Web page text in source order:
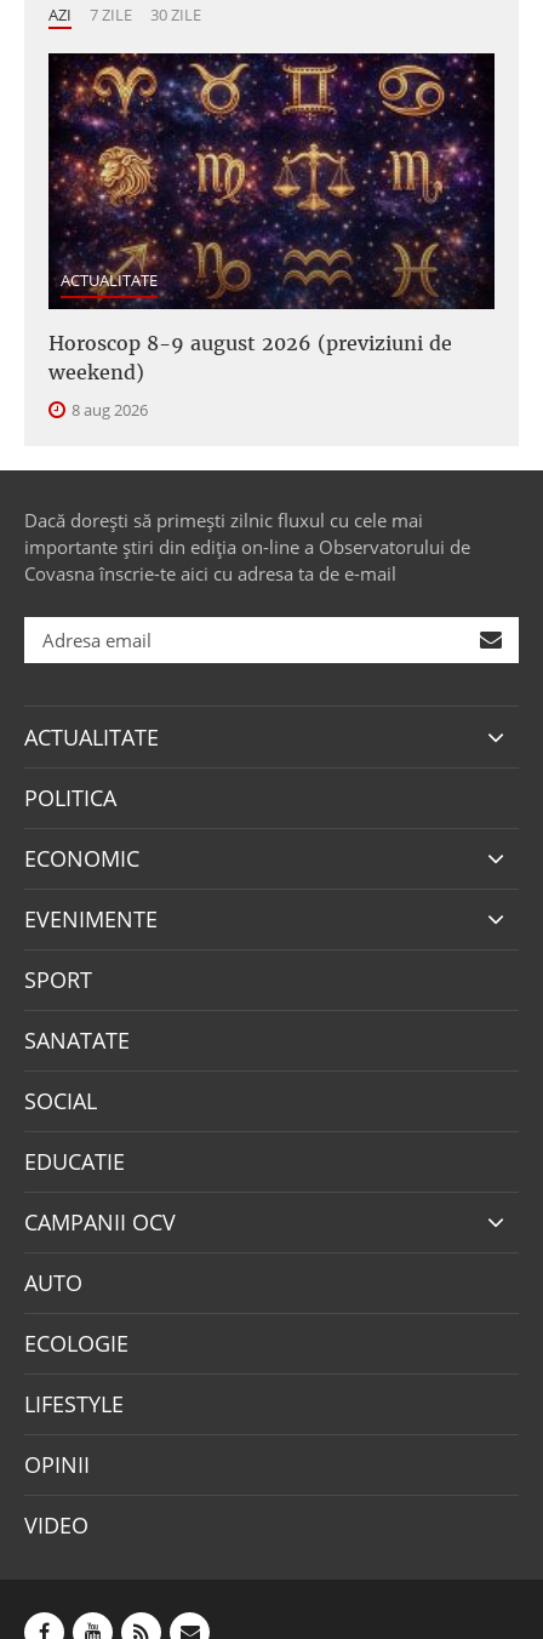
AZI 7 ZILE 30 ZILE
ACTUALITATE
Horoscop 8-9 august 2026 (previziuni de
weekend)
8 aug 2026
Dacă dorești să primești zilnic fluxul cu cele mai
importante știri din ediția on-line a Observatorului de
Covasna înscrie-te aici cu adresa ta de e-mail
ACTUALITATE
POLITICA
ECONOMIC
EVENIMENTE
SPORT
SANATATE
SOCIAL
EDUCATIE
CAMPANII OCV
AUTO
ECOLOGIE
LIFESTYLE
OPINII
VIDEO